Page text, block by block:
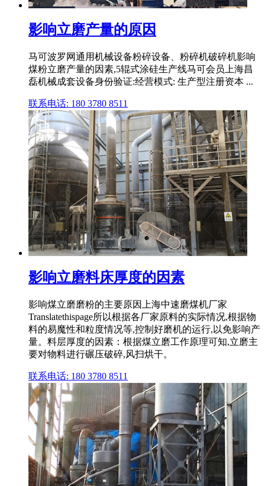
影响立磨产量的原因
马可波罗网通用机械设备粉碎设备、粉碎机破碎机影响
煤粉立磨产量的因素,5辊式涂硅生产线马可会员上海昌
磊机械成套设备身份验证:经营模式: 生产型注册资本 ...
联系电话: 180 3780 8511
影响立磨料床厚度的因素
影响煤立磨磨粉的主要原因上海中速磨煤机厂家
Translatethispage所以根据各厂家原料的实际情况,根据物
料的易魔性和粒度情况等,控制好磨机的运行,以免影响产
量。料层厚度的因素：根据煤立磨工作原理可知,立磨主
要对物料进行碾压破碎,风扫烘干。
联系电话: 180 3780 8511